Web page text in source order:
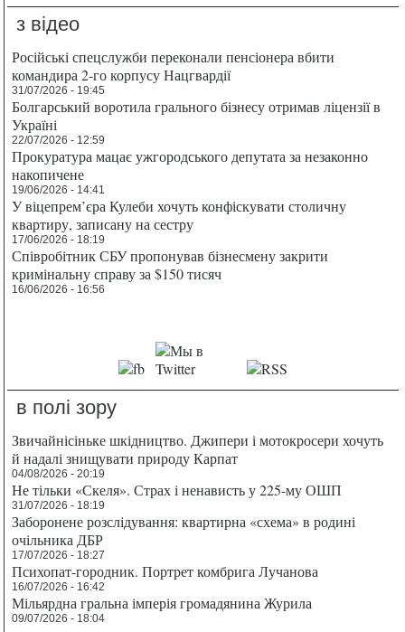
з відео
Російські спецслужби переконали пенсіонера вбити
командира 2-го корпусу Нацгвардії
31/07/2026 - 19:45
Болгарський воротила грального бізнесу отримав ліцензії в
Україні
22/07/2026 - 12:59
Прокуратура мацає ужгородського депутата за незаконно
накопичене
19/06/2026 - 14:41
У віцепрем’єра Кулеби хочуть конфіскувати столичну
квартиру, записану на сестру
17/06/2026 - 18:19
Співробітник СБУ пропонував бізнесмену закрити
кримінальну справу за $150 тисяч
16/06/2026 - 16:56
в полі зору
Звичайнісіньке шкідництво. Джипери і мотокросери хочуть
й надалі знищувати природу Карпат
04/08/2026 - 20:19
Не тільки «Скеля». Страх і ненависть у 225-му ОШП
31/07/2026 - 18:19
Заборонене розслідування: квартирна «схема» в родині
очільника ДБР
17/07/2026 - 18:27
Психопат-городник. Портрет комбрига Лучанова
16/07/2026 - 16:42
Мільярдна гральна імперія громадянина Журила
09/07/2026 - 18:04